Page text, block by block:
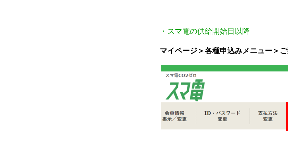
・スマ電の供給開始日以降
マイページ＞各種申込みメニュー＞